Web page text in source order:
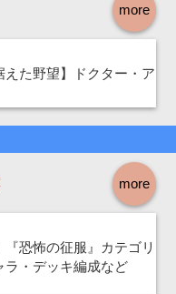
more
えた野望】ドクター・ア
more
『恐怖の征服』カテゴリ
ラ・デッキ編成など